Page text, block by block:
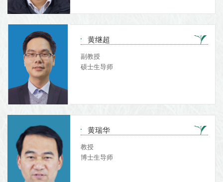
黄继超
副教授
硕士生导师
黄瑞华
教授
博士生导师